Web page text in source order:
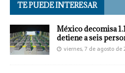
TE PUEDE INTERESAR
México decomisa
detiene a seis
viernes, 7 de agosto de